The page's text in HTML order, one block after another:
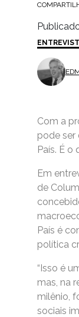
Com a
pode ser
País. É
Em
de
País é
política
“Isso é
mas, na
milênio,
sociais